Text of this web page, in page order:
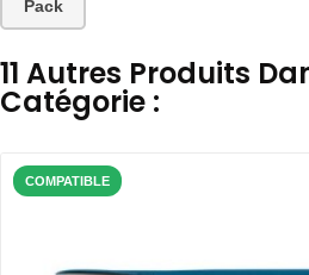
Pack
11 Autres Produits
Catégorie :
COMPATIBLE